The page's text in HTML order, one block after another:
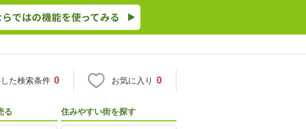
た検索条件 0 お気に入り 0
る 住みやすい街を探す